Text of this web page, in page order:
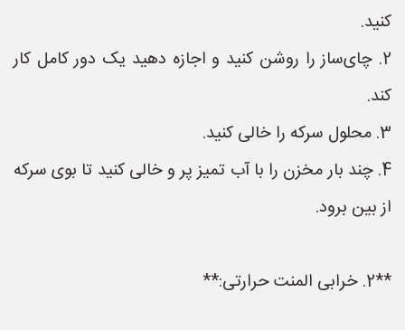
کنید.
2. چای‌ساز را روشن کنید و اجازه دهید یک دور کامل کار
کند.
4. چند بار مخزن را با آب تمیز پر و خالی کنید تا بوی سرکه
از بین برود.
**2. خرابی المنت حرارتی:**